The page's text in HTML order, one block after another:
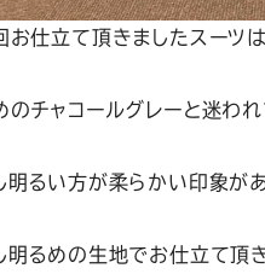
お仕立て頂きましたスーツ
のチャコールグレーと迷わ
明るい方が柔らかい印象が
明るめの生地でお仕立て頂き